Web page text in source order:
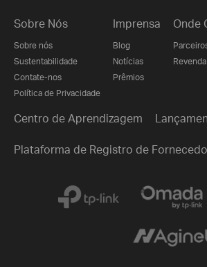
Sobre Nós
Sobre nós
Sustentabilidade
Contate-nos
Política de Privacidade
Imprensa
Blog
Notícias
Prêmios
Onde
Centro de Aprendizagem
Plataforma de Registro de